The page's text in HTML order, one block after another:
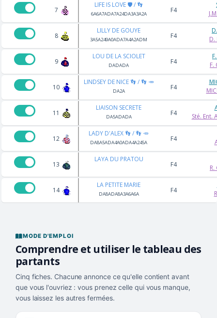
7
LIFE IS LOVE 🛡️ / 👣
6A6A7ADA7A24DA3A3A2A F4
8
LILLY DE GOUYE
3A5A249A0ADA7A4A2ADM F4
D.
9
LOU DE LA SCIOLET
DADADA F4
F.
10
LINDSEY DE NICE 👣 / 👣 🥕
DA2A F4
11
LIAISON SECRETE
DA5ADADA F4
Sté. Ent.
12
LADY D'ALEX 👣 / 👣 🥕
DA8A5ADA4A0ADA4A245A F4
13
LAYA DU PRATOU
F4 R.
14
LA PETITE MARIE
DA8ADA8A3A6A6A F4
MODE D'EMPLOI
Comprendre et utiliser le tableau des
partants
Cinq fiches. Chacune annonce ce qu'elle contient avant
que vous l'ouvriez : vous prenez celle qui vous manque,
vous laissez les autres fermées.